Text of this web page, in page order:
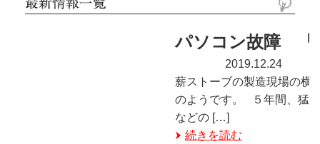
パソコン故障 「
2019.12.24
薪ストーブの製造現場の横
のようです。 ５年間、猛
などの […]
続きを読む